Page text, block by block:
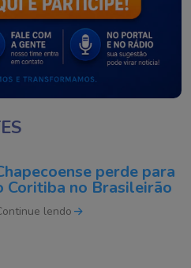
perde para
Coritiba no Brasileirão
lendo